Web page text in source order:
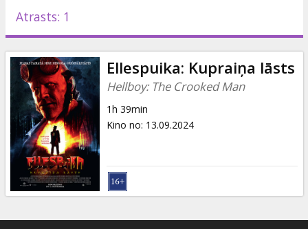
Pasākumi
Ziņas
Dāvanu
kartes
Uzkodas
B2B
Atrasts: 1
Ellespuika: Kupraiņa lāsts
Hellboy: The Crooked Man
1h 39min
Kino no: 13.09.2024